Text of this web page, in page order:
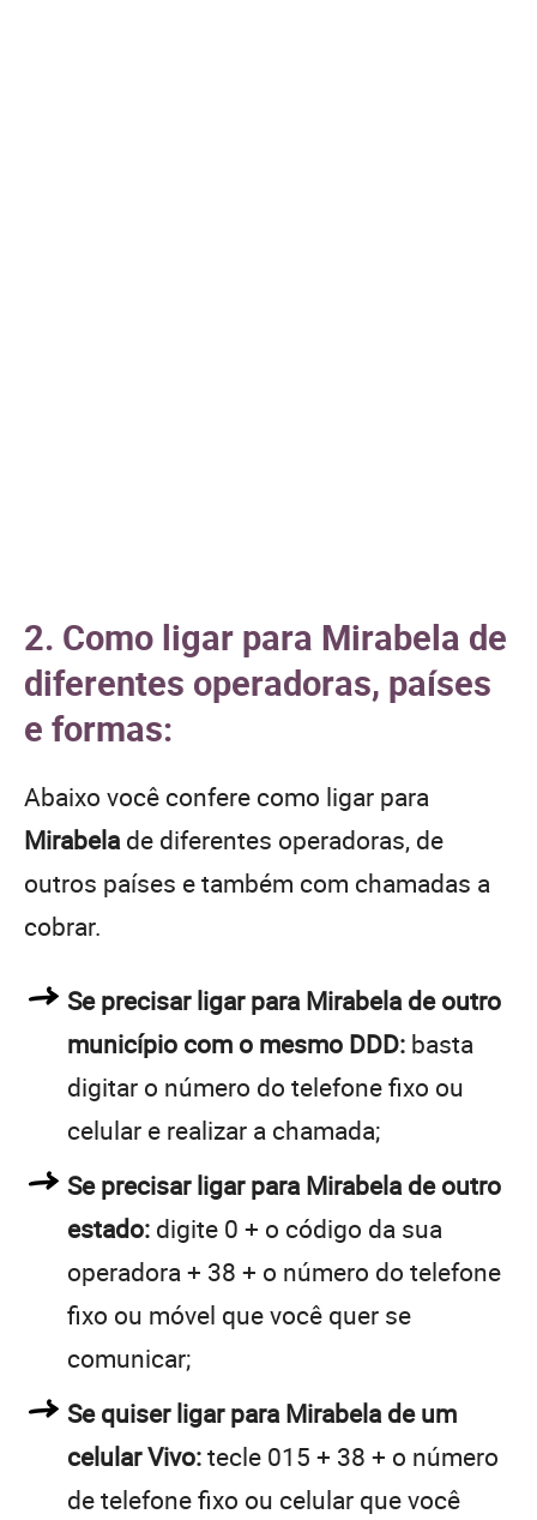
2. Como ligar para Mirabela de
diferentes operadoras, países
e formas:
Abaixo você confere como ligar para
Mirabela de diferentes operadoras, de
outros países e também com chamadas a
cobrar.
Se precisar ligar para Mirabela de outro
município com o mesmo DDD: basta
digitar o número do telefone fixo ou
celular e realizar a chamada;
Se precisar ligar para Mirabela de outro
estado: digite 0 + o código da sua
operadora + 38 + o número do telefone
fixo ou móvel que você quer se
comunicar;
Se quiser ligar para Mirabela de um
celular Vivo:tecle 015 + 38 + o número
de telefone fixo ou celular que você